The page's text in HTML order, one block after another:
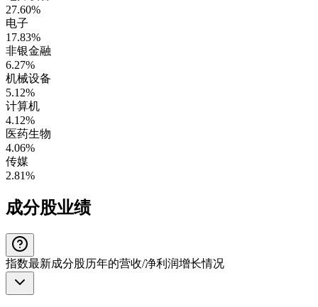
27.60%
电子
17.83%
非银金融
6.27%
机械设备
5.12%
计算机
4.12%
医药生物
4.06%
传媒
2.81%
成分股业绩
指数最新成分股历年的营收/净利润增长情况